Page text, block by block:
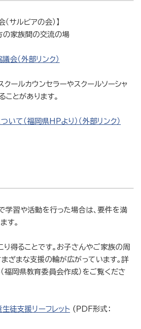
サルビアの会）】
の家族間の交流の場
会（外部リンク）
クールカウンセラーやスクールソーシャ
ことがあります。
いて（福岡県HPより）（外部リンク）
学習や活動を行った場合は、要件を満
す。
り得ることです。お子さんやご家族の周
まざまな支援の輪が広がっています。詳
（福岡県教育委員会作成）をご覧くださ
徒支援リーフレット (PDF形式：